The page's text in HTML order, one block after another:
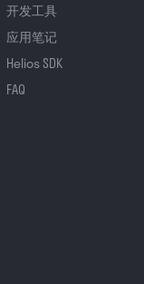
开发工具
应用笔记
Helios SDK
FAQ